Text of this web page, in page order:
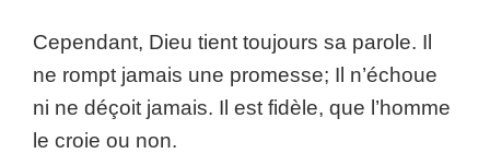
Cependant, Dieu tient toujours sa parole. Il
ne rompt jamais une promesse; Il n’échoue
ni ne déçoit jamais. Il est fidèle, que l’homme
le croie ou non.